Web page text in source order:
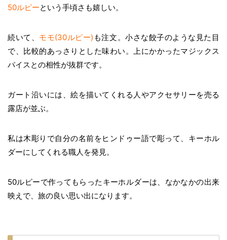
50ルピーという手頃さも嬉しい。
続いて、 モモ(30ルピー) も注文。小さな餃子のような見た目
で、比較的あっさりとした味わい。上にかかったマジックス
パイスとの相性が抜群です。
ガート沿いには、絵を描いてくれる人やアクセサリーを売る
露店が並ぶ。
私は木彫りで自分の名前をヒンドゥー語で彫って、キーホル
ダーにしてくれる職人を発見。
50ルピーで作ってもらったキーホルダーは、なかなかの出来
映えで、旅の良い思い出になります。